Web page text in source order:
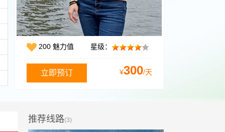
200 魅力值 星级：
¥300/天
推荐线路(3)